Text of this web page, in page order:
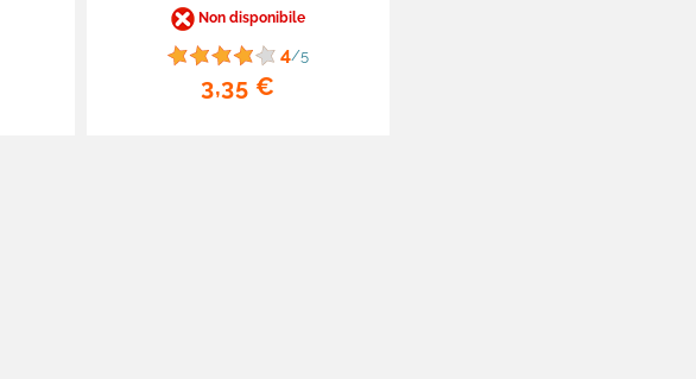
Non disponibile
4/5
3,35 €